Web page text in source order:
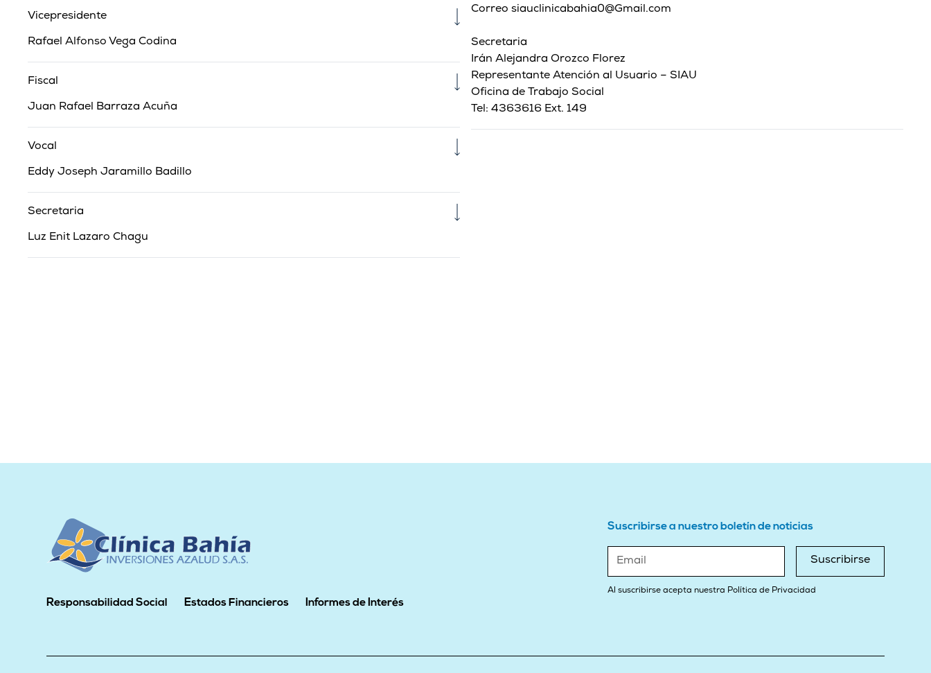
Vicepresidente
Rafael Alfonso Vega Codina
Fiscal
Juan Rafael Barraza Acuña
Vocal
Eddy Joseph Jaramillo Badillo
Secretaria
Luz Enit Lazaro Chagu
Correo siauclinicabahia0@Gmail.com
Secretaria
Irán Alejandra Orozco Florez
Representante Atención al Usuario – SIAU
Oficina de Trabajo Social
Tel: 4363616 Ext. 149
Responsabilidad Social Estados Financieros Informes de Interés
Suscribirse a nuestro boletín de noticias
Suscribirse
Al suscribirse acepta nuestra Política de Privacidad